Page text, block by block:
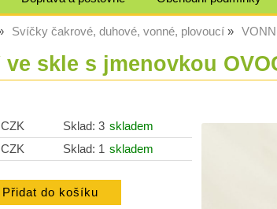
Svíčky čakrové, duhové, vonné, plovoucí
ve skle s jmenovkou
Sklad: 3 skladem
Sklad: 1 skladem